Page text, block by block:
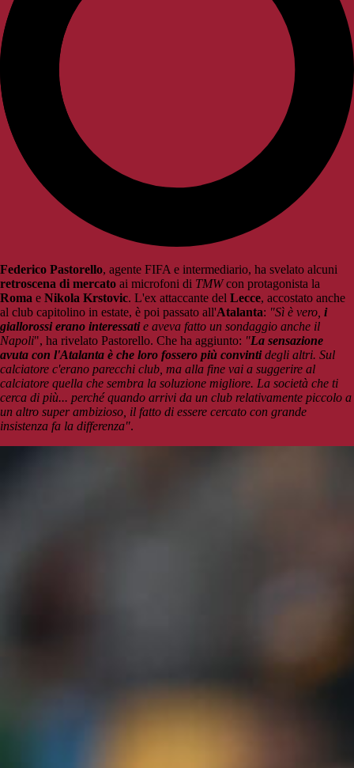
Federico Pastorello, agente FIFA e intermediario, ha svelato alcuni
retroscena di mercato ai microfoni di TMWcon protagonista la
Roma e Nikola Krstovic. L'ex attaccante del Lecce, accostato anche
al club capitolino in estate, è poi passato all'Atalanta: "Sì è vero, i
giallorossi erano interessatie aveva fatto un sondaggio anche il
Napoli", ha rivelato Pastorello. Che ha aggiunto: "La sensazione
avuta con l'Atalanta è che loro fossero più convintidegli altri. Sul
calciatore c'erano parecchi club, ma alla fine vai a suggerire al
calciatore quella che sembra la soluzione migliore. La società che ti
cerca di più... perché quando arrivi da un club relativamente piccolo a
un altro super ambizioso, il fatto di essere cercato con grande
insistenza fa la differenza".